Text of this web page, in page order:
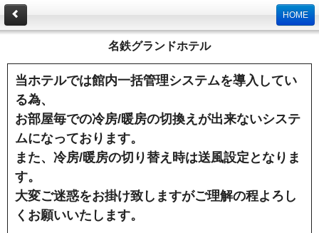
HOME
名鉄グランドホテル
当ホテルでは館内一括管理システムを導入してい
る為、
お部屋毎での冷房/暖房の切換えが出来ないシステ
ムになっております。
また、冷房/暖房の切り替え時は送風設定となりま
す。
大変ご迷惑をお掛け致しますがご理解の程よろし
くお願いいたします。